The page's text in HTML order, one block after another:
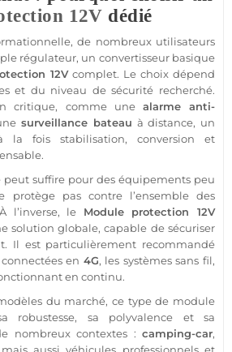
12V dédié
de nombreux utilisateurs
régulateur, un convertisseurbasique
12Vcomplet. Le choix dépend
et du niveau desécurité recherché.
critique, comme une alarmeanti-
surveillance bateau à distance, un
la fois stabilisation, conversion et
peut suffire pour des équipements peu
protège pas contre l’ensemble des
l’inverse, le Module protection
12V
solution globale, capable de sécuriser
Il est particulièrement recommandé
en 4G, les systèmes sans fil,
en continu.
du marché, ce type de module
robustesse, sa polyvalence et sa
nombreux contextes : camping-car,